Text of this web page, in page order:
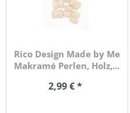
Rico Design Made by Me
Makramé Perlen, Holz,...
2,99 € *